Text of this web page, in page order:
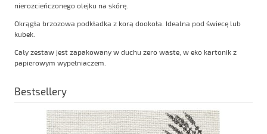
nierozcieńczonego olejku na skórę.
Okrągła brzozowa podkładka z korą dookoła. Idealna pod świecę lub
kubek.
Cały zestaw jest zapakowany w duchu zero waste, w eko kartonik z
papierowym wypełniaczem.
Bestsellery